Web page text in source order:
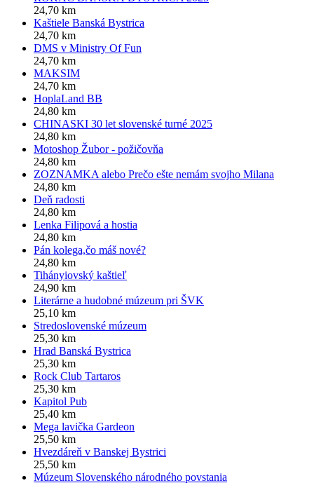
24,70 km
Kaštiele Banská Bystrica
24,70 km
DMS v Ministry Of Fun
24,70 km
MAKSIM
24,70 km
HoplaLand BB
24,80 km
CHINASKI 30 let slovenské turné 2025
24,80 km
Motoshop Žubor - požičovňa
24,80 km
ZOZNAMKA alebo Prečo ešte nemám svojho Milana
24,80 km
Deň radosti
24,80 km
Lenka Filipová a hostia
24,80 km
Pán kolega,čo máš nové?
24,80 km
Tihányiovský kaštieľ
24,90 km
Literárne a hudobné múzeum pri ŠVK
25,10 km
Stredoslovenské múzeum
25,30 km
Hrad Banská Bystrica
25,30 km
Rock Club Tartaros
25,30 km
Kapitol Pub
25,40 km
Mega lavička Gardeon
25,50 km
Hvezdáreň v Banskej Bystrici
25,50 km
Múzeum Slovenského národného povstania